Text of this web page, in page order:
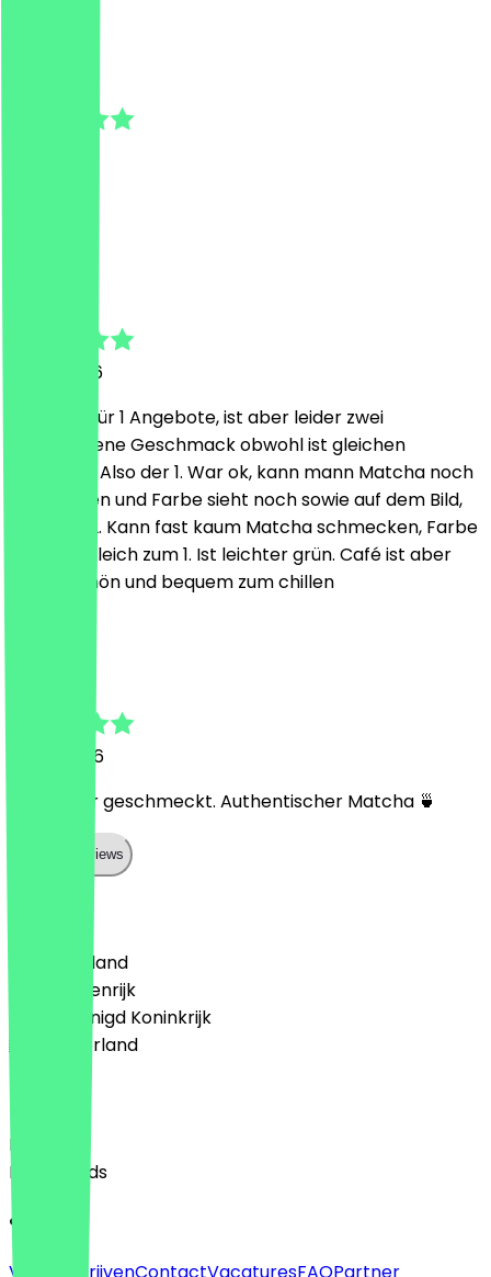
17 juni 2026
Mit den 2 für 1 Angebote, ist aber leider zwei
verschiedene Geschmack obwohl ist gleichen
Getränke. Also der 1. War ok, kann mann Matcha noch
schmecken und Farbe sieht noch sowie auf dem Bild,
aber der 2. Kann fast kaum Matcha schmecken, Farbe
ist im vergleich zum 1. Ist leichter grün. Café ist aber
richtig schön und bequem zum chillen
14 juni 2026
Hat lecker geschmeckt. Authentischer Matcha 🍵
Show all reviews
🇩🇪 Duitsland
🇦🇹 Oostenrijk
🇬🇧 Verenigd Koninkrijk
🇳🇱 Nederland
English
Nederlands
Over
Voor bedrijvenContactVacaturesFAQPartner